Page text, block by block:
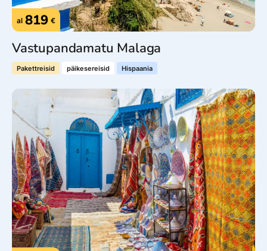
al 819 €
Vastupandamatu Malaga
Pakettreisid päikesereisid Hispaania